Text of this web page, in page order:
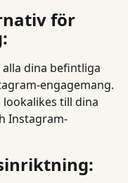
för
dina befintliga
engagemang.
till dina
Instagram-